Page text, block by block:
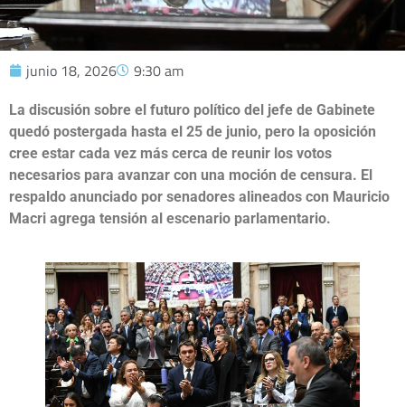
junio 18, 2026 9:30 am
La discusión sobre el futuro político del jefe de Gabinete
quedó postergada hasta el 25 de junio, pero la oposición
cree estar cada vez más cerca de reunir los votos
necesarios para avanzar con una moción de censura. El
respaldo anunciado por senadores alineados con Mauricio
Macri agrega tensión al escenario parlamentario.